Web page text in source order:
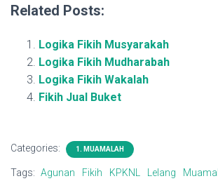
Related Posts:
Logika Fikih Musyarakah
Logika Fikih Mudharabah
Logika Fikih Wakalah
Fikih Jual Buket
Categories: 1. MUAMALAH
Tags: Agunan Fikih KPKNL Lelang